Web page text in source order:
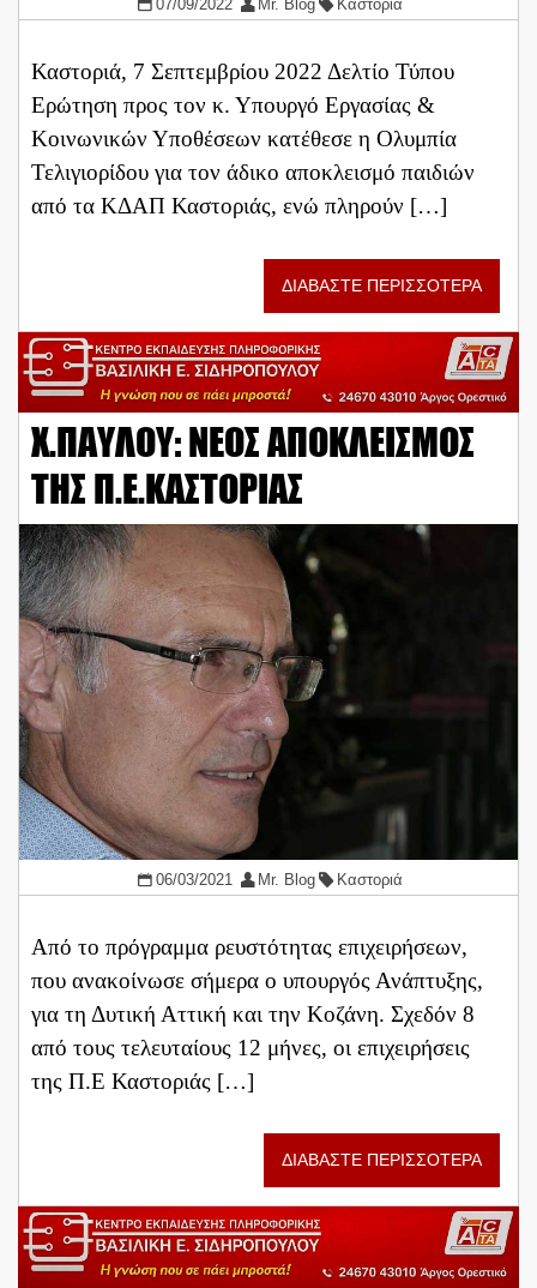
07/09/2022 Mr. Blog Καστοριά
Καστοριά, 7 Σεπτεμβρίου 2022 Δελτίο Τύπου
Ερώτηση προς τον κ. Υπουργό Εργασίας &
Κοινωνικών Υποθέσεων κατέθεσε η Ολυμπία
Τελιγιορίδου για τον άδικο αποκλεισμό παιδιών
από τα ΚΔΑΠ Καστοριάς, ενώ πληρούν […]
ΔΙΑΒΑΣΤΕ ΠΕΡΙΣΣΟΤΕΡΑ
Χ.ΠΑΥΛΟΥ: ΝΕΟΣ ΑΠΟΚΛΕΙΣΜΟΣ
ΤΗΣ Π.Ε.ΚΑΣΤΟΡΙΑΣ
06/03/2021 Mr. Blog Καστοριά
Από το πρόγραμμα ρευστότητας επιχειρήσεων,
που ανακοίνωσε σήμερα ο υπουργός Ανάπτυξης,
για τη Δυτική Αττική και την Κοζάνη. Σχεδόν 8
από τους τελευταίους 12 μήνες, οι επιχειρήσεις
της Π.Ε Καστοριάς […]
ΔΙΑΒΑΣΤΕ ΠΕΡΙΣΣΟΤΕΡΑ